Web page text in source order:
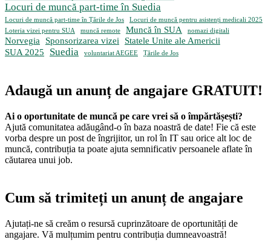
Locuri de muncă part-time în Suedia
Locuri de muncă part-time în Țările de Jos
Locuri de muncă pentru asistenți medicali 2025
Loteria vizei pentru SUA
muncă remote Muncă în SUA nomazi digitali
Norvegia Sponsorizarea vizei
Statele Unite ale Americii
SUA 2025
Suedia voluntariat AEGEE Țările de Jos
Adaugă un anunț de angajare GRATUIT!
Ai o oportunitate de muncă pe care vrei să o împărtășești?
Ajută comunitatea adăugând-o în baza noastră de date! Fie că este
vorba despre un post de îngrijitor, un rol în IT sau orice alt loc de
muncă, contribuția ta poate ajuta semnificativ persoanele aflate în
căutarea unui job.
Cum să trimiteți un anunț de angajare
Ajutați-ne să creăm o resursă cuprinzătoare de oportunități de
angajare. Vă mulțumim pentru contribuția dumneavoastră!